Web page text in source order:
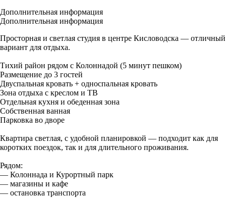
Дополнительная информация
Дополнительная информация
Просторная и светлая студия в центре Кисловодска — отличный
вариант для отдыха.
Тихий район рядом с Колоннадой (5 минут пешком)
Размещение до 3 гостей
Двуспальная кровать + односпальная кровать
Зона отдыха с креслом и ТВ
Отдельная кухня и обеденная зона
Собственная ванная
Парковка во дворе
Квартира светлая, с удобной планировкой — подходит как для
коротких поездок, так и для длительного проживания.
Рядом:
— Колоннада и Курортный парк
— магазины и кафе
— остановка транспорта